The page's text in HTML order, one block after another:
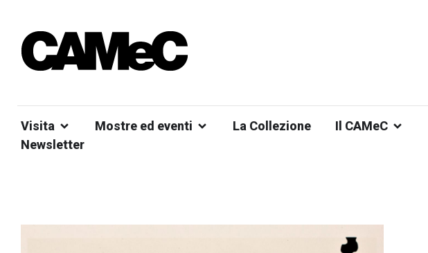
Visita Mostre ed eventi La Collezione Il CAMeC
Newsletter